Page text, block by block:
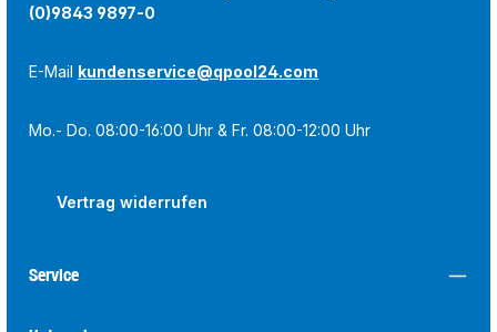
(0)9843 9897-0
E-Mail kundenservice@qpool24.com
Mo.- Do. 08:00-16:00 Uhr & Fr. 08:00-12:00 Uhr
Vertrag widerrufen
Service